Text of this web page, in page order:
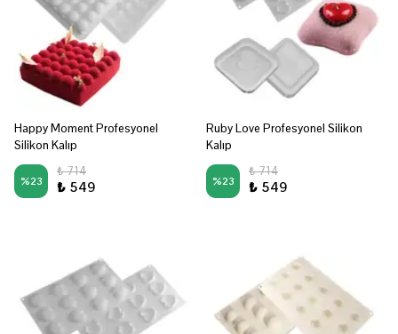
Happy Moment Profesyonel
Silikon Kalıp
%23
₺ 714
₺ 549
Ruby Love Profesyonel Silikon
Kalıp
%23
₺ 714
₺ 549